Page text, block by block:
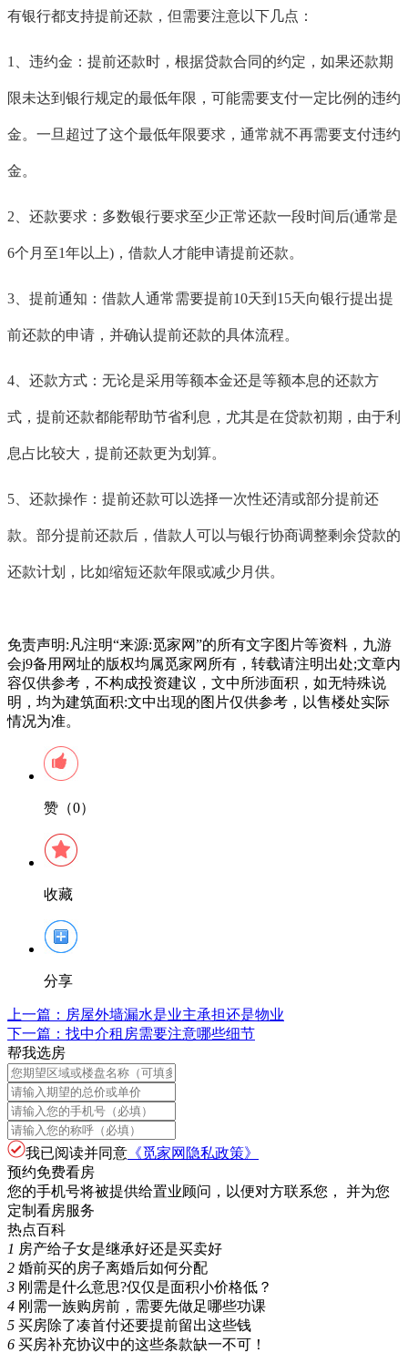
有银行都支持提前还款，但需要注意以下几点：
1、违约金：提前还款时，根据贷款合同的约定，如果还款期
限未达到银行规定的最低年限，可能需要支付一定比例的违约
金。一旦超过了这个最低年限要求，通常就不再需要支付违约
金。
2、还款要求：多数银行要求至少正常还款一段时间后(通常是
6个月至1年以上)，借款人才能申请提前还款。
3、提前通知：借款人通常需要提前10天到15天向银行提出提
前还款的申请，并确认提前还款的具体流程。
4、还款方式：无论是采用等额本金还是等额本息的还款方
式，提前还款都能帮助节省利息，尤其是在贷款初期，由于利
息占比较大，提前还款更为划算。
5、还款操作：提前还款可以选择一次性还清或部分提前还
款。部分提前还款后，借款人可以与银行协商调整剩余贷款的
还款计划，比如缩短还款年限或减少月供。
免责声明:凡注明“来源:觅家网”的所有文字图片等资料，九游
会j9备用网址的版权均属觅家网所有，转载请注明出处;文章内
容仅供参考，不构成投资建议，文中所涉面积，如无特殊说
明，均为建筑面积:文中出现的图片仅供参考，以售楼处实际
情况为准。
赞（0）
收藏
分享
上一篇： 房屋外墙漏水是业主承担还是物业
下一篇： 找中介租房需要注意哪些细节
帮我选房
我已阅读并同意 《觅家网隐私政策》
预约免费看房
您的手机号将被提供给置业顾问，以便对方联系您， 并为您
定制看房服务
热点百科
1 房产给子女是继承好还是买卖好
2 婚前买的房子离婚后如何分配
3 刚需是什么意思?仅仅是面积小价格低？
4 刚需一族购房前，需要先做足哪些功课
5 买房除了凑首付还要提前留出这些钱
6 买房补充协议中的这些条款缺一不可！